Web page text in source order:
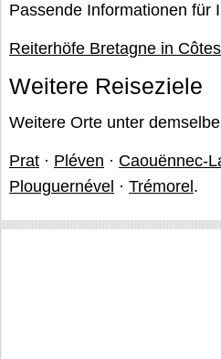
Passende Informationen für
Reiterhöfe Bretagne in Côtes
Weitere Reiseziele
Weitere Orte unter
Prat · Pléven · Caouënnec-
Plouguernével · Trémorel .